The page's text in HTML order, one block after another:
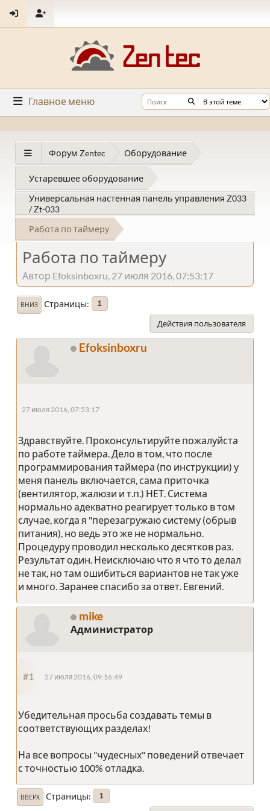
Главное меню
Форум Zentec Оборудование
Устаревшее оборудование
Универсальная настенная панель управления Z033
/ Zt-033
Работа по таймеру
Работа по таймеру
Автор Efoksinboxru, 27 июля 2016, 07:53:17
ВНИЗ Страницы 1
Действия пользователя
Efoksinboxru
27 июля 2016, 07:53:17
Здравствуйте. Проконсультируйте пожалуйста
по работе таймера. Дело в том, что после
программирования таймера (по инструкции) у
меня панель включается, сама приточка
(вентилятор, жалюзи и т.п.) НЕТ. Система
нормально адекватно реагирует только в том
случае, когда я "перезагружаю систему (обрыв
питания), но ведь это же не нормально.
Процедуру проводил несколько десятков раз.
Результат один. Неисключаю что я что то делал
не так, но там ошибиться вариантов не так уже
и много. Заранее спасибо за ответ. Евгений.
mike
Администратор
#1 27 июля 2016, 09:16:49
Убедительная просьба создавать темы в
соответствующих разделах!
На все вопросы "чудесных" поведений отвечает
с точностью 100% отладка.
ВВЕРХ Страницы 1